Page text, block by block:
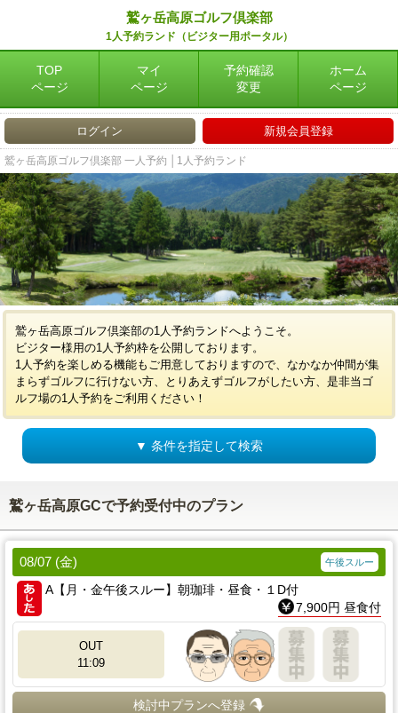
鷲ヶ岳高原ゴルフ倶楽部
1人予約ランド（ビジター用ポータル）
TOP
ページ
マイ
ページ
予約確認
変更
ホーム
ページ
ログイン 新規会員登録
鷲ヶ岳高原ゴルフ倶楽部 一人予約 │1人予約ランド
鷲ヶ岳高原ゴルフ倶楽部の1人予約ランドへようこそ。
ビジター様用の1人予約枠を公開しております。
1人予約を楽しめる機能もご用意しておりますので、なかなか仲間が集
まらずゴルフに行けない方、とりあえずゴルフがしたい方、是非当ゴ
ルフ場の1人予約をご利用ください！
▼ 条件を指定して検索
鷲ヶ岳高原GCで予約受付中のプラン
08/07 (金) 午後スルー
A【月・金午後スルー】朝珈琲・昼食・１D付
7,900円 昼食付
OUT
11:09
検討中プランへ登録